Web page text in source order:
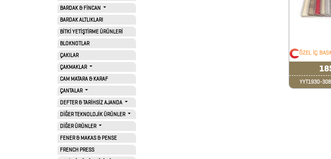
BARDAK & FİNCAN
BARDAK ALTLIKLARI
BİTKİ YETİŞTİRME ÜRÜNLERİ
BLOKNOTLAR
ÇAKILAR
ÇAKMAKLAR
CAM MATARA & KARAF
ÇANTALAR
DEFTER & TARİHSİZ AJANDA
DİĞER TEKNOLOJİK ÜRÜNLER
DİĞER ÜRÜNLER
FENER & MAKAS & PENSE
FRENCH PRESS
YYT1930-
ÖZEL İÇ